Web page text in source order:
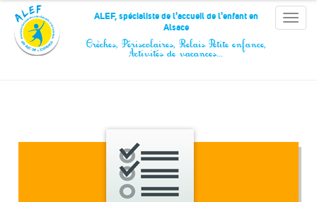
Panneau de gestion des cookies
Toggle
ALEF, spécialiste de l'accueil de l'enfant en
Alsace
Crèches, Périscolaires, Relais Petite enfance,
Activités de vacances…